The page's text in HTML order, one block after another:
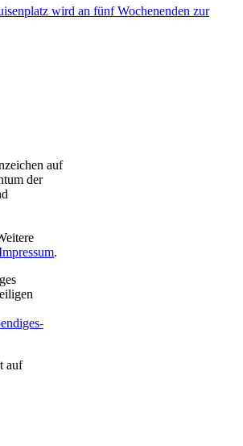
wird an fünf Wochenenden zur
auf
der
.
auf